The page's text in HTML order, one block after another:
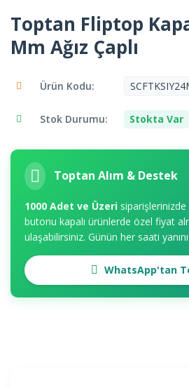
Toptan Fliptop
Mm Ağız Çaplı
Ürün Kodu:
Stok Durumu: Stokta Var
Toptan Alım & Destek
1000 Adet ve Üzeri
butonu kapalı ürünlerde özel fiyat
ulaşabilirsiniz. Günün her saati
WhatsApp'tan